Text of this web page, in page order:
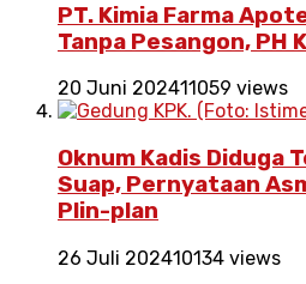
PT. Kimia Farma
Tanpa Pesangon, PH
20 Juni 202411059 views
Oknum Kadis Diduga
Suap, Pernyataan
Plin-plan
26 Juli 202410134 views